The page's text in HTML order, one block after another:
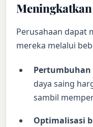
Perusahaan dapat
mereka melalui
daya saing
sambil
Optimalisasi